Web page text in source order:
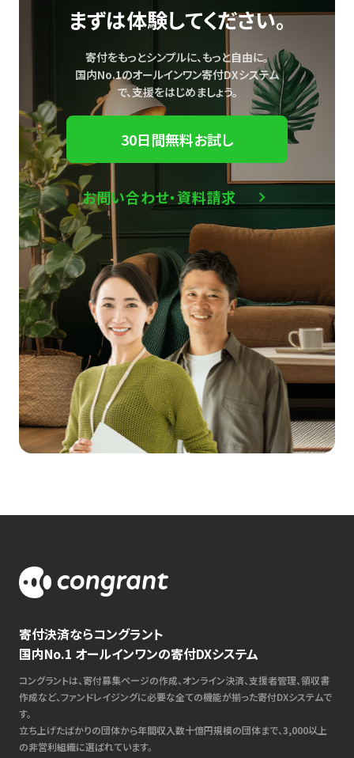
まずは体験してください。
寄付をもっとシンプルに、もっと自由に。
国内No.1のオールインワン寄付DXシステム
で、支援をはじめましょう。
30日間無料お試し
お問い合わせ・資料請求
寄付決済ならコングラント
国内No.1 オールインワンの寄付DXシステム
コングラントは、寄付募集ページの作成、オンライン決済、支援者管理、領収書
作成など、ファンドレイジングに必要な全ての機能が揃った寄付DXシステムで
す。
立ち上げたばかりの団体から年間収入数十億円規模の団体まで、3,000以上
の非営利組織に選ばれています。